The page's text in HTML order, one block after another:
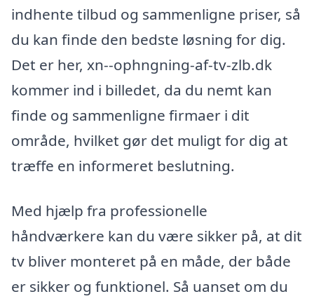
indhente tilbud og sammenligne priser, så
du kan finde den bedste løsning for dig.
Det er her, xn--ophngning-af-tv-zlb.dk
kommer ind i billedet, da du nemt kan
finde og sammenligne firmaer i dit
område, hvilket gør det muligt for dig at
træffe en informeret beslutning.
Med hjælp fra professionelle
håndværkere kan du være sikker på, at dit
tv bliver monteret på en måde, der både
er sikker og funktionel. Så uanset om du